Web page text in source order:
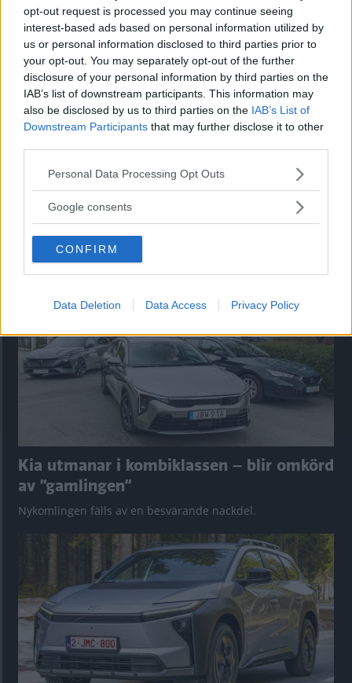
opt-out request is processed you may continue seeing
interest-based ads based on personal information utilized by
us or personal information disclosed to third parties prior to
your opt-out. You may separately opt-out of the further
disclosure of your personal information by third parties on the
IAB’s list of downstream participants. This information may
also be disclosed by us to third parties on the IAB’s List of
Downstream Participants that may further disclose it to other
Please note that this website/app uses one or more Google
not limited to your visit or usage behaviour. You may click to
use your data for below specified purposes in below Google
consent section.
Personal Data Processing Opt Outs
Google consents
CONFIRM
Data Deletion Data Access Privacy Policy
folkvagn. Fast glöm det där med folklig. Priset är över en
miljon och bränslenotan kan knäcka den bästa ekonomi.
Tänk vilken skillnad mot gamla "Bubblan"!
0 kommentarer Gasa (10) Bromsa (9)
Paginering
Föregående
sida
Sida
1 … Sida Sida
14
Nuvarande
sida
16
Tester: De senaste vi kört
Kia utmanar i kombiklassen – blir omkörd
av ”gamlingen”
Nykomlingen fälls av en besvärande nackdel.